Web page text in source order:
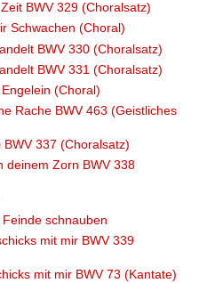
BWV 329 (Choralsatz)
Schwachen (Choral)
BWV 330 (Choralsatz)
BWV 331 (Choralsatz)
(Choral)
Rache BWV 463 (Geistliches
337 (Choralsatz)
deinem Zorn BWV 338
schnauben
mit mir BWV 339
mit mir BWV 73 (Kantate)